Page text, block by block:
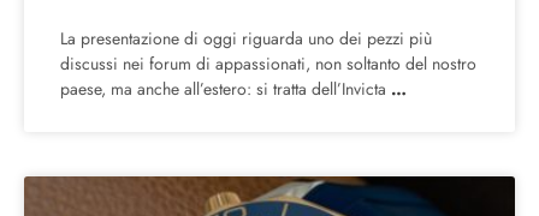
La presentazione di oggi riguarda uno dei pezzi più
discussi nei forum di appassionati, non soltanto del nostro
paese, ma anche all’estero: si tratta dell’Invicta